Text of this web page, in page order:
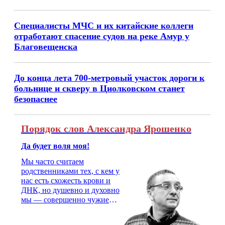
Специалисты МЧС и их китайские коллеги
отработают спасение судов на реке Амур у
Благовещенска
До конца лета 700-метровый участок дороги к
больнице и скверу в Циолковском станет
безопаснее
Порядок слов Александра Ярошенко
Да будет воля моя!
Мы часто считаем
родственниками тех, с кем у
нас есть схожесть крови и
ДНК, но душевно и духовно
мы — совершенно чужие